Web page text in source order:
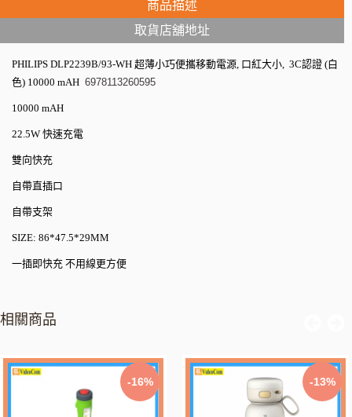
商品描述
取貨店舖地址
PHILIPS DLP2239B/93-WH 超薄小巧便攜移動電源, 口紅大小, 3C認證 (白
色) 10000 mAH 6978113260595
10000 mAH
22.5W 快速充電
雙向快充
自帶直插口
自帶支架
SIZE: 86*47.5*29MM
一插即快充 不用線更方便
相關商品
-16% -13%